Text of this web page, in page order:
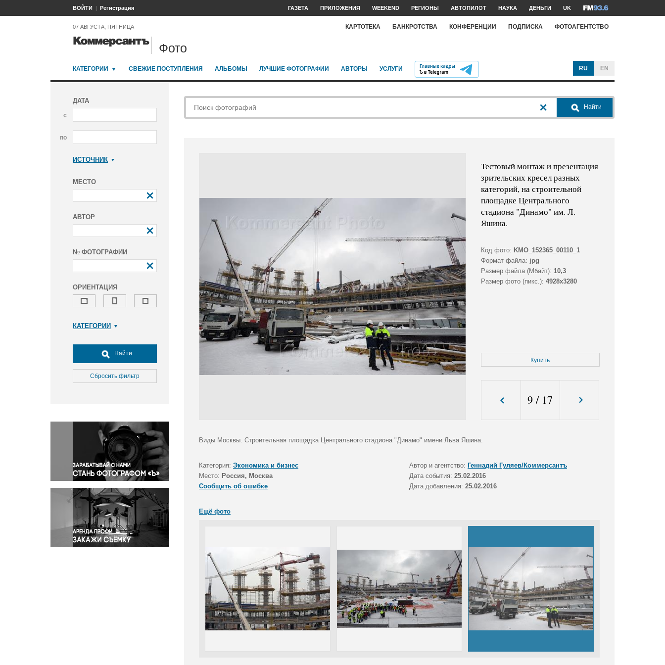
ВОЙТИ Регистрация ГАЗЕТА ПРИЛОЖЕНИЯ WEEKEND РЕГИОНЫ АВТОПИЛОТ НАУКА ДЕНЬГИ UK
07 АВГУСТА, ПЯТНИЦА КАРТОТЕКА БАНКРОТСТВА КОНФЕРЕНЦИИ ПОДПИСКА ФОТОАГЕНТСТВО
Фото
КАТЕГОРИИ СВЕЖИЕ ПОСТУПЛЕНИЯ АЛЬБОМЫ ЛУЧШИЕ ФОТОГРАФИИ АВТОРЫ УСЛУГИ RU EN
ДАТА
с
по
ИСТОЧНИК
МЕСТО
АВТОР
№ ФОТОГРАФИИ
ОРИЕНТАЦИЯ
КАТЕГОРИИ
Досуг, туризм и отдых
Культура
Медицина
Окружающая среда
Политика
Правосудие
Происшествия и конфликты
Религия
Светская жизнь
Спорт
Экология
Экономика и бизнес
Найти
Сбросить фильтр
Найти
Тестовый монтаж и презентация
зрительских кресел разных
категорий, на строительной
площадке Центрального
стадиона "Динамо" им. Л.
Яшина.
Код фото: KMO_152365_00110_1
Формат файла: jpg
Размер файла (Мбайт): 10,3
Размер фото (пикс.): 4928x3280
Купить
9 / 17
Виды Москвы. Строительная площадка Центрального стадиона "Динамо" имени Льва Яшина.
Категория: Экономика и бизнес Автор и агентство: Геннадий Гуляев/Коммерсантъ
Место: Россия, Москва Дата события: 25.02.2016
Сообщить об ошибке
Дата добавления: 25.02.2016
Ещё фото